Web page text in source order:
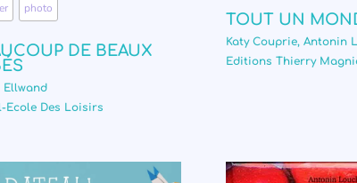
photo
DE BEAUX
Ellwand
Ecole Des Loisirs
TOUT UN
Katy Couprie, Antonin
Editions Thierry